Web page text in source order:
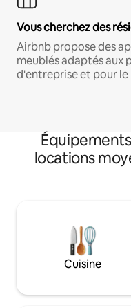
Vous cherchez des
Airbnb propose des
meublés adaptés aux
d'entreprise et pour
locations
Cuisine